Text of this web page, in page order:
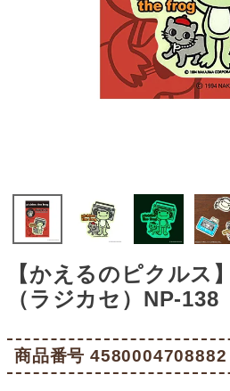
【かえるのピクルス
（ラジカセ）NP-138
商品番号 4580004708882